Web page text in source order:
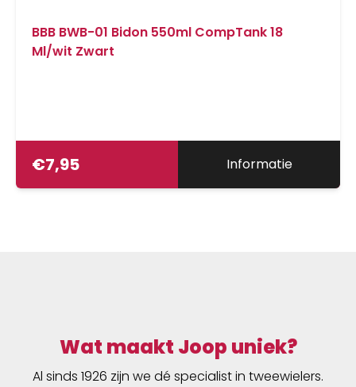
BBB BWB-01 Bidon 550ml CompTank 18
Ml/wit Zwart
€7,95 Informatie
Wat maakt Joop uniek?
Al sinds 1926 zijn we dé specialist in tweewielers.